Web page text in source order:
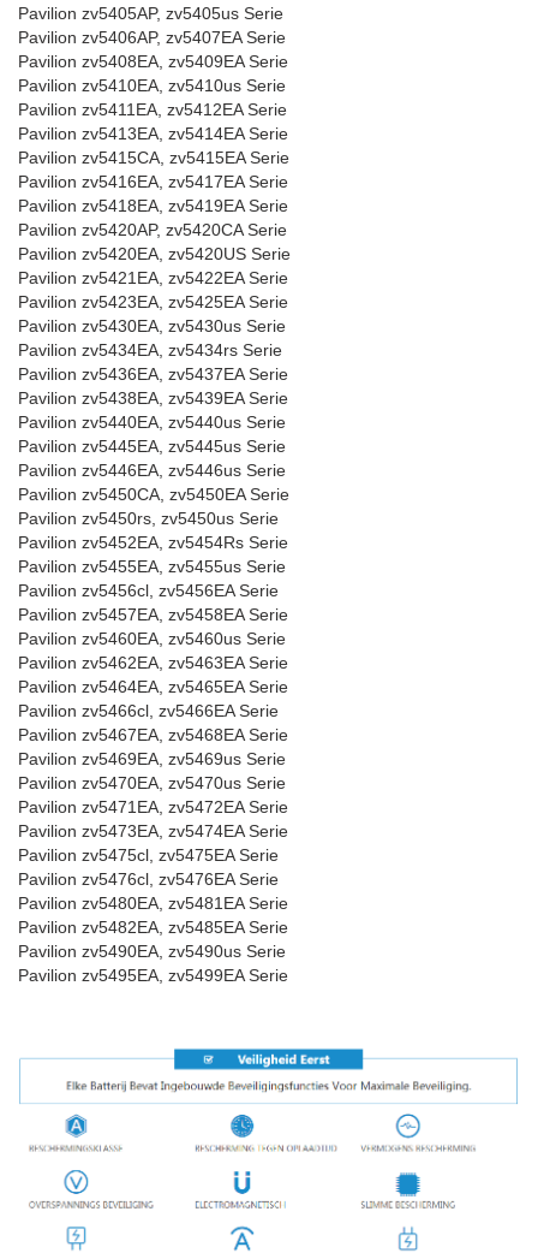
Pavilion zv5405AP, zv5405us Serie
Pavilion zv5406AP, zv5407EA Serie
Pavilion zv5408EA, zv5409EA Serie
Pavilion zv5410EA, zv5410us Serie
Pavilion zv5411EA, zv5412EA Serie
Pavilion zv5413EA, zv5414EA Serie
Pavilion zv5415CA, zv5415EA Serie
Pavilion zv5416EA, zv5417EA Serie
Pavilion zv5418EA, zv5419EA Serie
Pavilion zv5420AP, zv5420CA Serie
Pavilion zv5420EA, zv5420US Serie
Pavilion zv5421EA, zv5422EA Serie
Pavilion zv5423EA, zv5425EA Serie
Pavilion zv5430EA, zv5430us Serie
Pavilion zv5434EA, zv5434rs Serie
Pavilion zv5436EA, zv5437EA Serie
Pavilion zv5438EA, zv5439EA Serie
Pavilion zv5440EA, zv5440us Serie
Pavilion zv5445EA, zv5445us Serie
Pavilion zv5446EA, zv5446us Serie
Pavilion zv5450CA, zv5450EA Serie
Pavilion zv5450rs, zv5450us Serie
Pavilion zv5452EA, zv5454Rs Serie
Pavilion zv5455EA, zv5455us Serie
Pavilion zv5456cl, zv5456EA Serie
Pavilion zv5457EA, zv5458EA Serie
Pavilion zv5460EA, zv5460us Serie
Pavilion zv5462EA, zv5463EA Serie
Pavilion zv5464EA, zv5465EA Serie
Pavilion zv5466cl, zv5466EA Serie
Pavilion zv5467EA, zv5468EA Serie
Pavilion zv5469EA, zv5469us Serie
Pavilion zv5470EA, zv5470us Serie
Pavilion zv5471EA, zv5472EA Serie
Pavilion zv5473EA, zv5474EA Serie
Pavilion zv5475cl, zv5475EA Serie
Pavilion zv5476cl, zv5476EA Serie
Pavilion zv5480EA, zv5481EA Serie
Pavilion zv5482EA, zv5485EA Serie
Pavilion zv5490EA, zv5490us Serie
Pavilion zv5495EA, zv5499EA Serie